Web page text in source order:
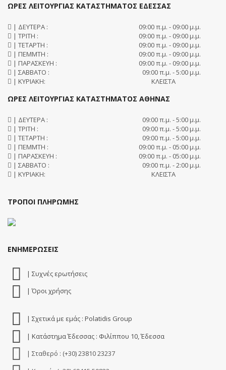
ΩΡΕΣ ΛΕΙΤΟΥΡΓΙΑΣ ΚΑΤΑΣΤΗΜΑΤΟΣ ΕΔΕΣΣΑΣ
| ΔΕΥΤΕΡΑ :
09:00 π.μ. - 09:00 μ.μ.
| ΤΡΙΤΗ :
09:00 π.μ. - 09:00 μ.μ.
| ΤΕΤΑΡΤΗ :
09:00 π.μ. - 09:00 μ.μ.
| ΠΕΜΜΤΗ :
09:00 π.μ. - 09:00 μ.μ.
| ΠΑΡΑΣΚΕΥΗ :
09:00 π.μ. - 09:00 μ.μ.
| ΣΑΒΒΑΤΟ :
09:00 π.μ. - 5:00 μ.μ.
| ΚΥΡΙΑΚΗ:
ΚΛΕΙΣΤΑ
ΩΡΕΣ ΛΕΙΤΟΥΡΓΙΑΣ ΚΑΤΑΣΤΗΜΑΤΟΣ ΑΘΗΝΑΣ
| ΔΕΥΤΕΡΑ :
09:00 π.μ. - 5:00 μ.μ.
| ΤΡΙΤΗ :
09:00 π.μ. - 5:00 μ.μ.
| ΤΕΤΑΡΤΗ :
09:00 π.μ. - 5:00 μ.μ.
| ΠΕΜΜΤΗ :
09:00 π.μ. - 05:00 μ.μ.
| ΠΑΡΑΣΚΕΥΗ :
09:00 π.μ. - 05:00 μ.μ.
| ΣΑΒΒΑΤΟ :
09:00 π.μ. - 2:00 μ.μ.
| ΚΥΡΙΑΚΗ:
ΚΛΕΙΣΤΑ
ΤΡΟΠΟΙ ΠΛΗΡΩΜΗΣ
ΕΝΗΜΕΡΩΣΕΙΣ
| Συχνές ερωτήσεις
| Όροι χρήσης
| Σχετικά με εμάς : Polatidis Group
| Κατάστημα Έδεσσας : Φιλίππου 10, Έδεσσα
| Σταθερό : (+30) 23810 23237